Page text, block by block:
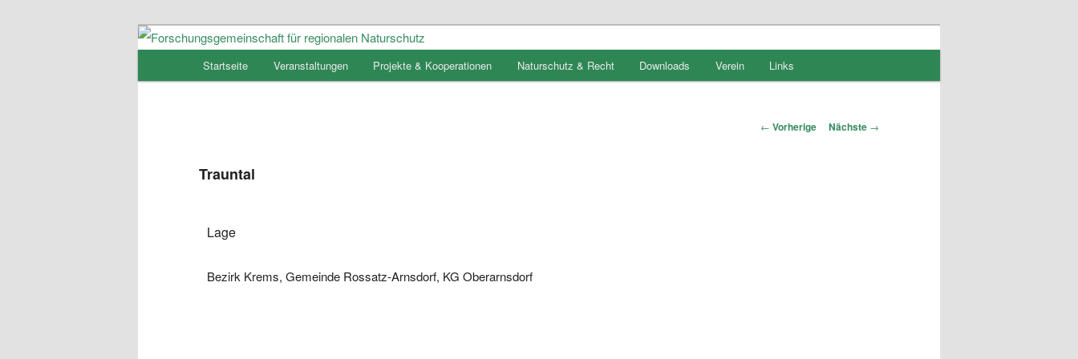
Forschungsgemeinschaft für regionalen
Zum
Startseite Veranstaltungen Projekte & Kooperationen Naturschutz & Recht Downloads Verein Links
Artikelnavigation
← Vorherige Nächste →
Trauntal
Lage
Bezirk Krems, Gemeinde Rossatz-Arnsdorf, KG Oberarnsdorf